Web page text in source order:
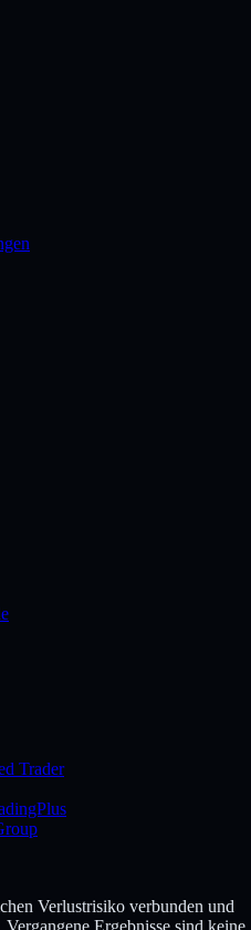
Trader
Verlustrisiko verbunden und